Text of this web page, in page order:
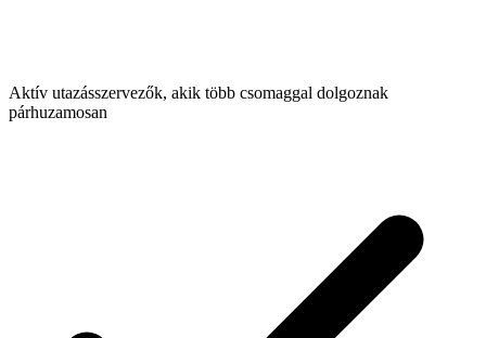
Aktív utazásszervezők, akik több csomaggal dolgoznak
párhuzamosan